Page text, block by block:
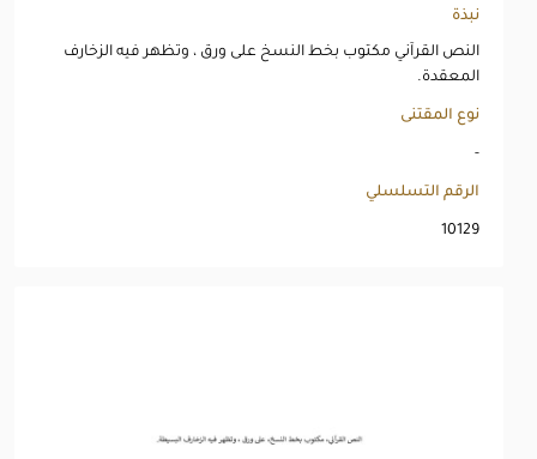
نبذة
النص القرآني مكتوب بخط النسخ على ورق ، وتظهر فيه الزخارف
المعقدة.
نوع المقتنى
-
الرقم التسلسلي
10129